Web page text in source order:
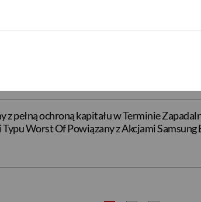
pełną ochroną kapitału w Terminie
Worst Of Powiązany z Akcjami Tesla Inc
pełną ochroną kapitału w Terminie
Worst Of Powiązany z Akcjami